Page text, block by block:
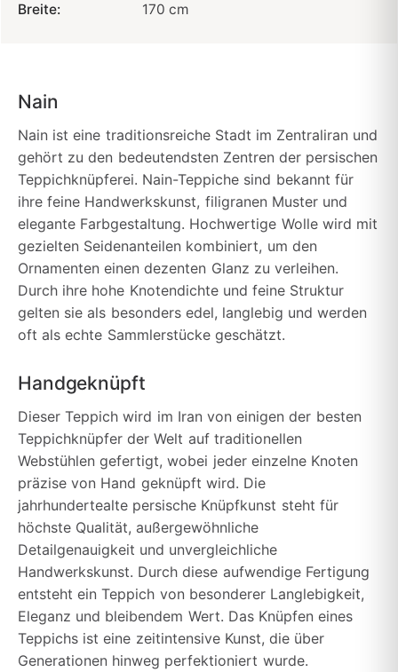
Breite:
170 cm
Nain
Nain ist eine traditionsreiche Stadt im Zentraliran und
gehört zu den bedeutendsten Zentren der persischen
Teppichknüpferei. Nain-Teppiche sind bekannt für
ihre feine Handwerkskunst, filigranen Muster und
elegante Farbgestaltung. Hochwertige Wolle wird mit
gezielten Seidenanteilen kombiniert, um den
Ornamenten einen dezenten Glanz zu verleihen.
Durch ihre hohe Knotendichte und feine Struktur
gelten sie als besonders edel, langlebig und werden
oft als echte Sammlerstücke geschätzt.
Handgeknüpft
Dieser Teppich wird im Iran von einigen der besten
Teppichknüpfer der Welt auf traditionellen
Webstühlen gefertigt, wobei jeder einzelne Knoten
präzise von Hand geknüpft wird. Die
jahrhundertealte persische Knüpfkunst steht für
höchste Qualität, außergewöhnliche
Detailgenauigkeit und unvergleichliche
Handwerkskunst. Durch diese aufwendige Fertigung
entsteht ein Teppich von besonderer Langlebigkeit,
Eleganz und bleibendem Wert. Das Knüpfen eines
Teppichs ist eine zeitintensive Kunst, die über
Generationen hinweg perfektioniert wurde.